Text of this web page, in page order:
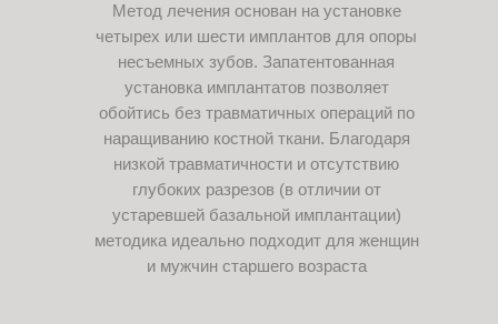
Метод лечения основан на установке
четырех или шести имплантов для опоры
несъемных зубов. Запатентованная
установка имплантатов позволяет
обойтись без травматичных операций по
наращиванию костной ткани. Благодаря
низкой травматичности и отсутствию
глубоких разрезов (в отличии от
устаревшей базальной имплантации)
методика идеально подходит для женщин
и мужчин старшего возраста